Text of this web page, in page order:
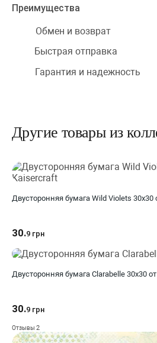
Преимущества
Обмен и возврат
Быстрая отправка
Гарантия и надежность
Другие товары из
Двусторонняя бумага Wild Violets 30х30
30.9 грн
Двусторонняя бумага Clarabelle 30х30
30.9 грн
Отзывы 2